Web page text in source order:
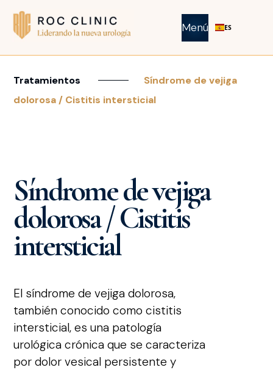
Menú ES
Tratamientos
Síndrome de vejiga
dolorosa / Cistitis intersticial
Síndrome de vejiga
dolorosa / Cistitis
intersticial
El síndrome de vejiga dolorosa,
también conocido como cistitis
intersticial, es una patología
urológica crónica que se caracteriza
por dolor vesical persistente y